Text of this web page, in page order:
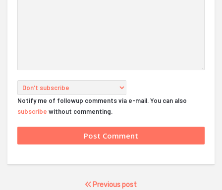
Notify me of followup comments via e-mail. You can also
subscribe without commenting.
Previous post